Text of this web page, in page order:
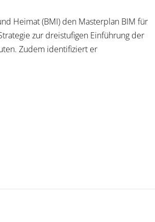
Heimat (BMI) den Masterplan BIM für
zur dreistufigen Einführung der
Zudem identifiziert er